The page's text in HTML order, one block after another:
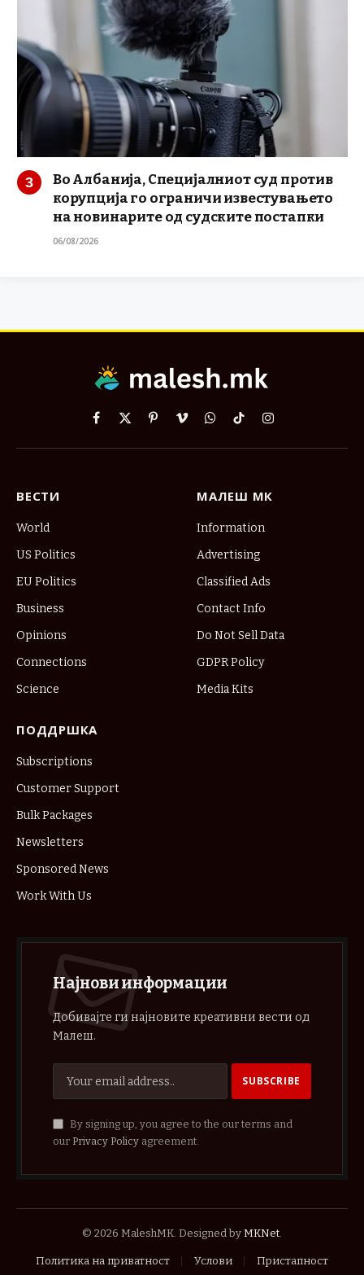
Во Албанија, Специјалниот суд против
корупција го ограничи известувањето
на новинарите од судските постапки
06/08/2026
Facebook
X
PinterestVimeoWhatsApp
TikTokInstagram
ВЕСТИ
World
US Politics
EU Politics
Business
Opinions
Connections
Science
МАЛЕШ МК
Information
Advertising
Classified Ads
Contact Info
Do Not Sell Data
GDPR Policy
Media Kits
ПОДДРШКА
Subscriptions
Customer Support
Bulk Packages
Newsletters
Sponsored News
Work With Us
Најнови информации
Добивајте ги најновите креативни вести од
Малеш.
By signing up, you agree to the our terms and
our Privacy Policyagreement.
© 2026 MaleshMK. Designed by MKNet.
Политика на приватност Услови Пристапност